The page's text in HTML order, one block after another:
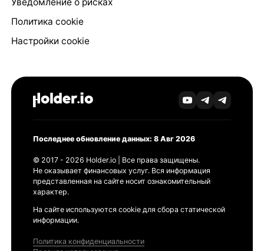
Уведомление о рисках
Политика cookie
Настройки cookie
Последнее обновление данных: 8 Авг 2026
© 2017 - 2026 Holder.io | Все права защищены.
Не оказывает финансовых услуг. Вся информация
представленная на сайте носит ознакомительный
характер.
На сайте используются cookie для сбора статической
информации.
Политика конфиденциальности